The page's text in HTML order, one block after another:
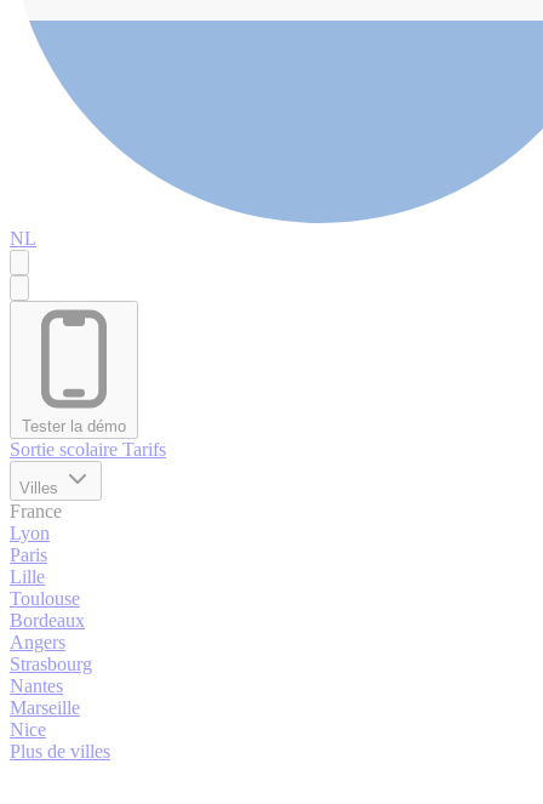
NL
Tester la démo
Sortie scolaire Tarifs
Villes
France
Lyon
Paris
Lille
Toulouse
Bordeaux
Angers
Strasbourg
Nantes
Marseille
Nice
Plus de villes